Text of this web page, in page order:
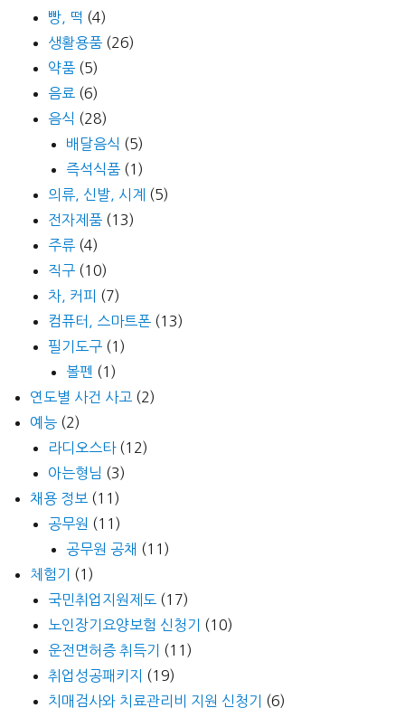
빵, 떡 (4)
생활용품 (26)
약품 (5)
음료 (6)
음식 (28)
배달음식 (5)
즉석식품 (1)
의류, 신발, 시계 (5)
전자제품 (13)
주류 (4)
직구 (10)
차, 커피 (7)
컴퓨터, 스마트폰 (13)
필기도구 (1)
볼펜 (1)
연도별 사건 사고 (2)
예능 (2)
라디오스타(12)
아는형님 (3)
채용 정보 (11)
공무원 (11)
공무원 공채 (11)
체험기
(1)
국민취업지원제도 (17)
노인장기요양보험 신청기
(10)
운전면허증 취득기
(11)
취업성공패키지
(19)
치매검사와 치료관리비 지원 신청기
(6)